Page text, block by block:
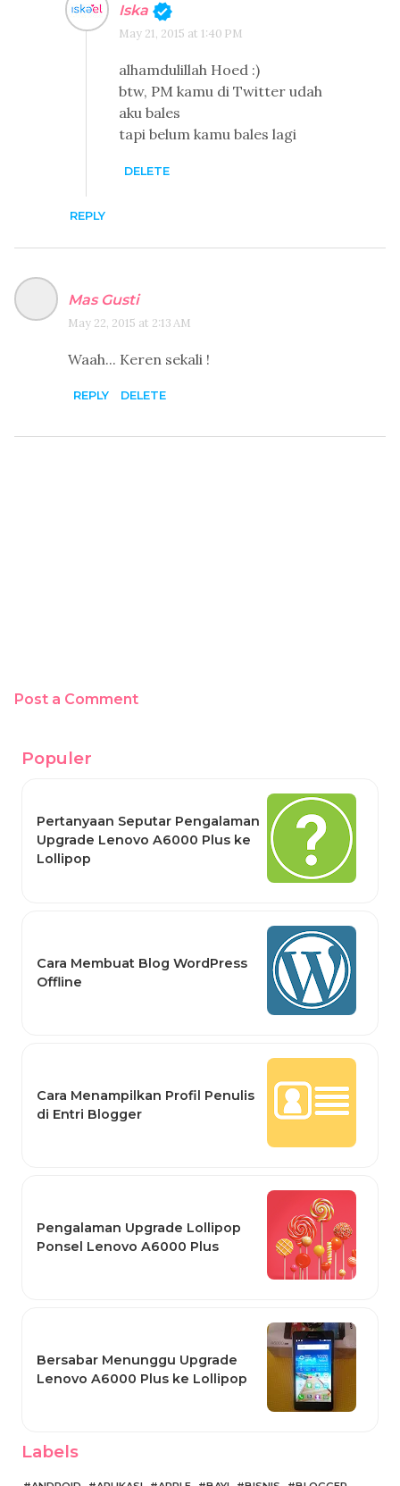
Iska
May 21, 2015 at 1:40 PM
alhamdulillah Hoed :)
btw, PM kamu di Twitter udah
aku bales
tapi belum kamu bales lagi
DELETE
REPLY
Mas Gusti
May 22, 2015 at 2:13 AM
Waah... Keren sekali !
REPLY DELETE
Post a Comment
Populer
Pertanyaan Seputar Pengalaman
Upgrade Lenovo A6000 Plus ke
Lollipop
Cara Membuat Blog WordPress
Offline
Cara Menampilkan Profil Penulis
di Entri Blogger
Pengalaman Upgrade Lollipop
Ponsel Lenovo A6000 Plus
Bersabar Menunggu Upgrade
Lenovo A6000 Plus ke Lollipop
Labels